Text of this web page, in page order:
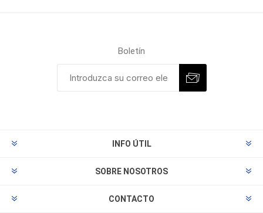
Boletín
INFO ÚTIL
SOBRE NOSOTROS
CONTACTO